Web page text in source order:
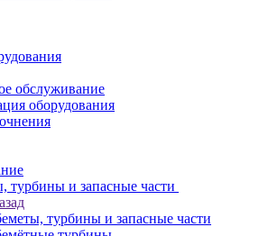
обслуживание
оборудования
турбины и запасные части
турбины и запасные части